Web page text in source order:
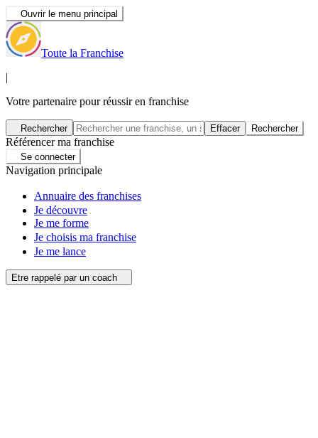
Ouvrir le menu principal
Toute la Franchise
|
Votre partenaire pour réussir en franchise
Rechercher Effacer Rechercher
Référencer ma franchise
Se connecter
Navigation principale
Annuaire des franchises
Je découvre
Je me forme
Je choisis ma franchise
Je me lance
Etre rappelé par un coach